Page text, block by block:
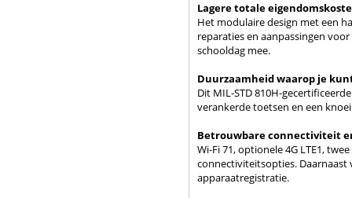
Lagere totale
Het modulaire design met een
reparaties en aanpassingen
schooldag mee.
Duurzaamheid waarop je
Dit MIL-STD 810H-
verankerde toetsen en een
Betrouwbare connectiviteit
Wi-Fi 71, optionele 4G LTE1,
connectiviteitsopties.
apparaatregistratie.